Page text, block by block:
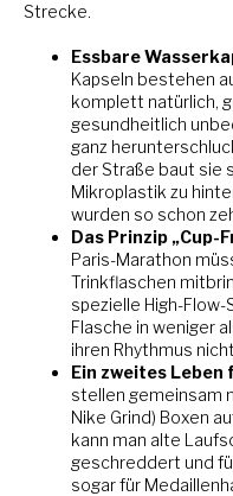
Strecke.
Essbare
Kapseln bestehen
komplett natürlich,
gesundheitlich
ganz
der Straße baut sie
Mikroplastik zu
wurden so schon
Das Prinzip „Cup-
Paris-Marathon
Trinkflaschen
spezielle High-
Flasche in weniger
ihren Rhythmus
Ein zweites
stellen gemeinsam
Nike Grind) Boxen
kann man alte
geschreddert und
sogar für